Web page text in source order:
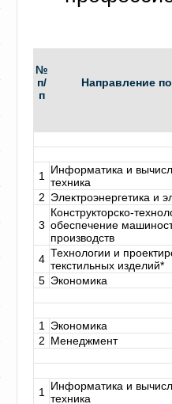
№
п/
п
Направление
1
Информатика и
техника
2 Электроэнергетика и
3
Конструкторско-
обеспечение
производств
4 Технологии и
текстильных изделий*
5 Экономика
1
Экономика
2 Менеджмент
1
Информатика и
техника